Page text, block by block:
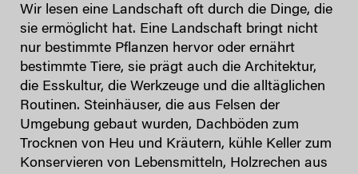
Wir lesen eine Landschaft oft durch die Dinge, die
sie ermöglicht hat. Eine Landschaft bringt nicht
nur bestimmte Pflanzen hervor oder ernährt
bestimmte Tiere, sie prägt auch die Architektur,
die Esskultur, die Werkzeuge und die alltäglichen
Routinen. Steinhäuser, die aus Felsen der
Umgebung gebaut wurden, Dachböden zum
Trocknen von Heu und Kräutern, kühle Keller zum
Konservieren von Lebensmitteln, Holzrechen aus